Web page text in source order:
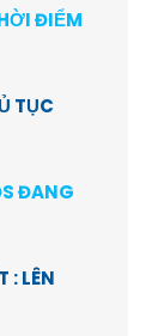
ĐIỂM
TỤC
ĐANG
: LÊN